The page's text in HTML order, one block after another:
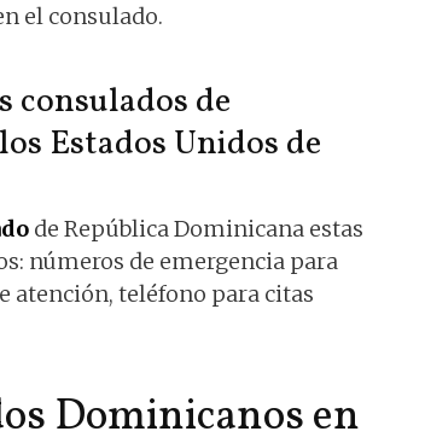
el consulado.
consulados de
Estados Unidos de
de República Dominicana estas
números de emergencia para
teléfono para citas
Dominicanos en